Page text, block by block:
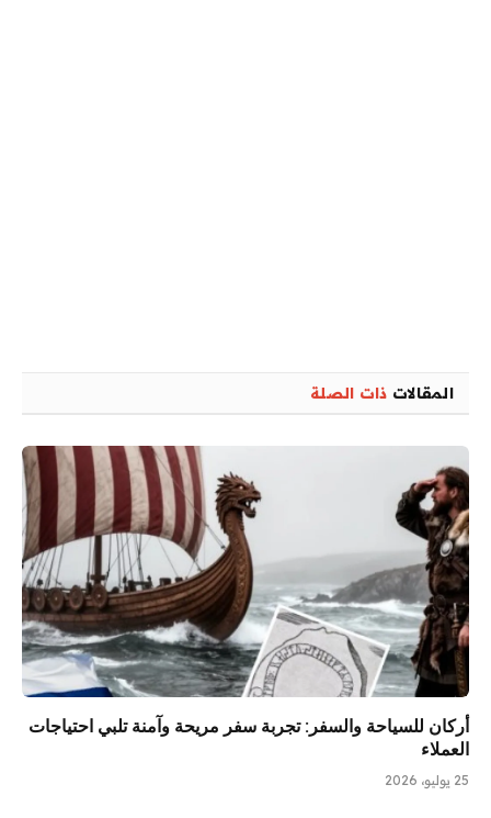
المقالات ذات الصلة
أركان للسياحة والسفر: تجربة سفر مريحة وآمنة تلبي احتياجات
العملاء
25 يوليو، 2026